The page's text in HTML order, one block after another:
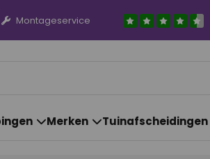
Montageservice
Merken Tuinafscheidingen